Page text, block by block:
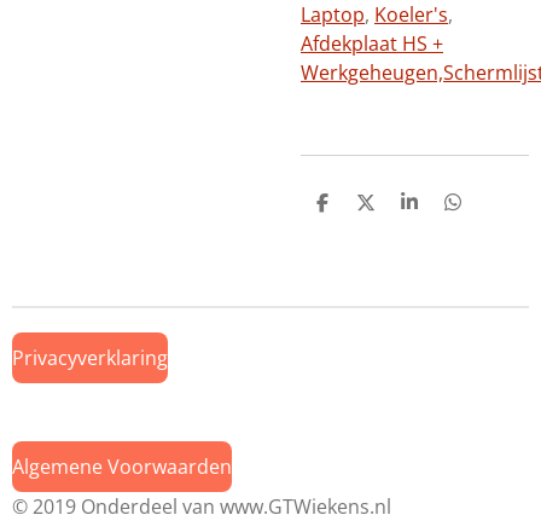
Laptop, Koeler's,
Afdekplaat HS +
Werkgeheugen,
D
D
S
D
Privacyverklaring
Algemene Voorwaarden
© 2019 Onderdeel van www.GTWiekens.nl